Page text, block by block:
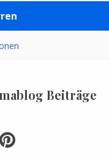
Beiträge